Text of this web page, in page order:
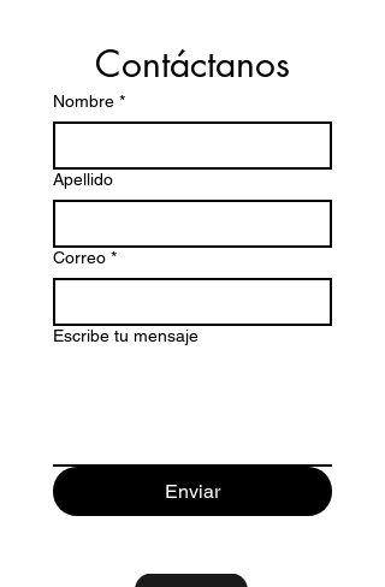
Contáctanos
Nombre *
Apellido
Correo *
Escribe tu mensaje
Enviar